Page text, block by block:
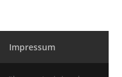
Impressum